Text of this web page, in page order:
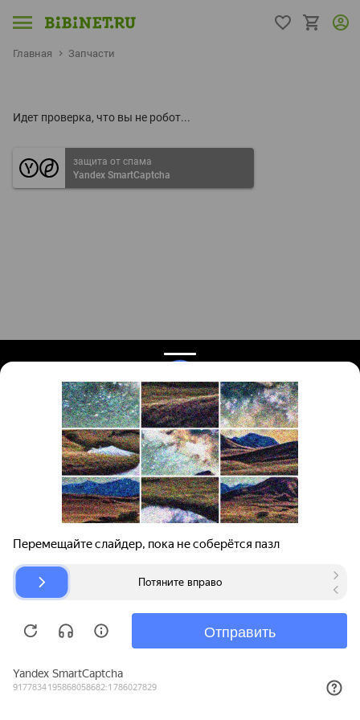
Главная Запчасти
Идет проверка, что вы не робот...
защита от спама
Yandex SmartCaptcha
Поиск запчастей
Для автокомпаний
Авторазборки
О проекте
Помощь
Карта сайта
© bibinet.ru - система поиска запчастей,
Copyright 2010-2026 Все права защищены